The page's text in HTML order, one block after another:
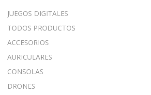
JUEGOS DIGITALES
TODOS PRODUCTOS
ACCESORIOS
AURICULARES
CONSOLAS
DRONES